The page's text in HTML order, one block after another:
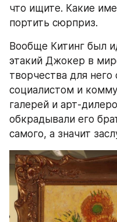
что ищите. Какие
портить сюрприз.
Вообще Китинг был
этакий Джокер в
творчества для него
социалистом и
галерей и арт-
обкрадывали его
самого, а значит